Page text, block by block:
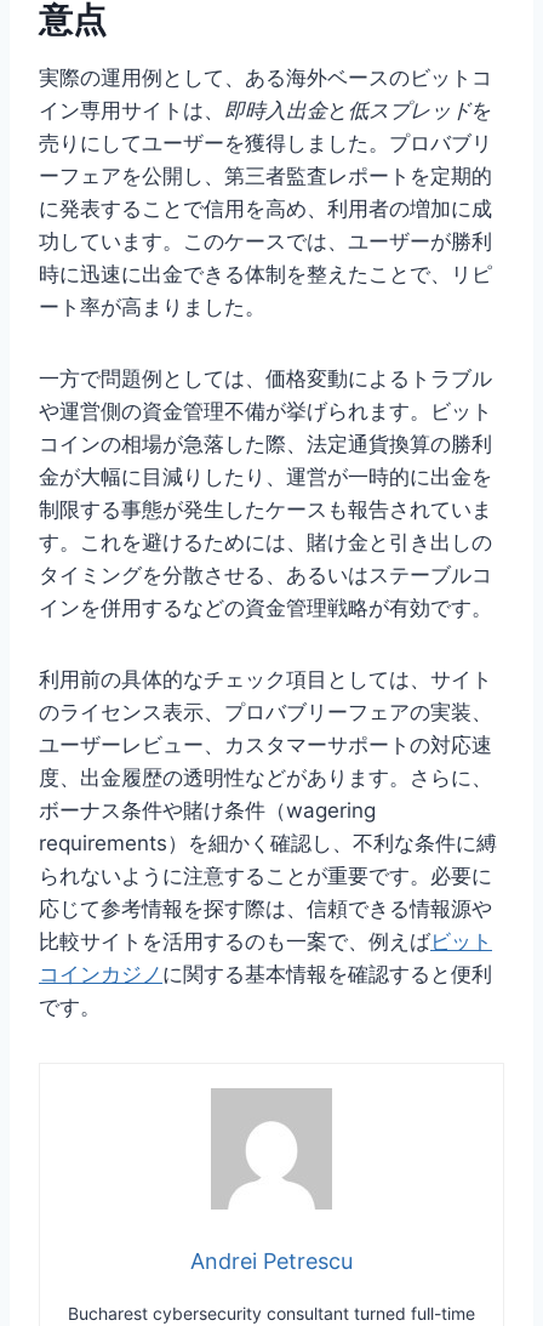
意点
実際の運用例として、ある海外ベースのビットコ
イン専用サイトは、 即時入出金と 低スプレッドを
売りにしてユーザーを獲得しました。プロバブリ
ーフェアを公開し、第三者監査レポートを定期的
に発表することで信用を高め、利用者の増加に成
功しています。このケースでは、ユーザーが勝利
時に迅速に出金できる体制を整えたことで、リピ
ート率が高まりました。
一方で問題例としては、価格変動によるトラブル
や運営側の資金管理不備が挙げられます。ビット
コインの相場が急落した際、法定通貨換算の勝利
金が大幅に目減りしたり、運営が一時的に出金を
制限する事態が発生したケースも報告されていま
す。これを避けるためには、賭け金と引き出しの
タイミングを分散させる、あるいはステーブルコ
インを併用するなどの資金管理戦略が有効です。
利用前の具体的なチェック項目としては、サイト
のライセンス表示、プロバブリーフェアの実装、
ユーザーレビュー、カスタマーサポートの対応速
度、出金履歴の透明性などがあります。さらに、
ボーナス条件や賭け条件（wagering
requirements）を細かく確認し、不利な条件に縛
られないように注意することが重要です。必要に
応じて参考情報を探す際は、信頼できる情報源や
比較サイトを活用するのも一案で、例えばビット
コインカジノ に関する基本情報を確認すると便利
です。
Andrei Petrescu
Bucharest cybersecurity consultant turned full-time